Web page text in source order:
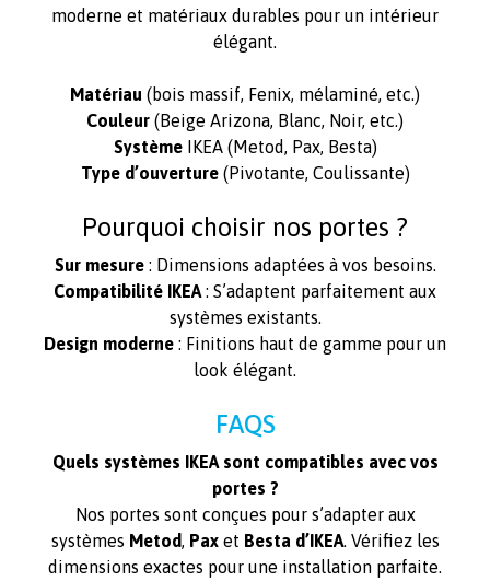
moderne et matériaux durables pour un intérieur
élégant.
Matériau (bois massif, Fenix, mélaminé, etc.)
Couleur (Beige Arizona, Blanc, Noir, etc.)
SystèmeIKEA (Metod, Pax, Besta)
Type d’ouverture(Pivotante, Coulissante)
Pourquoi choisir nos portes ?
Sur mesure: Dimensions adaptées à vos besoins.
Compatibilité IKEA : S’adaptent parfaitement aux
systèmes existants.
Design moderne : Finitions haut de gamme pour un
look élégant.
FAQS
Quels systèmes IKEA sont compatibles avec vos
portes ?
Nos portes sont conçues pour s’adapter aux
systèmes Metod, Paxet Besta d’IKEA. Vérifiez les
dimensions exactes pour une installation parfaite.